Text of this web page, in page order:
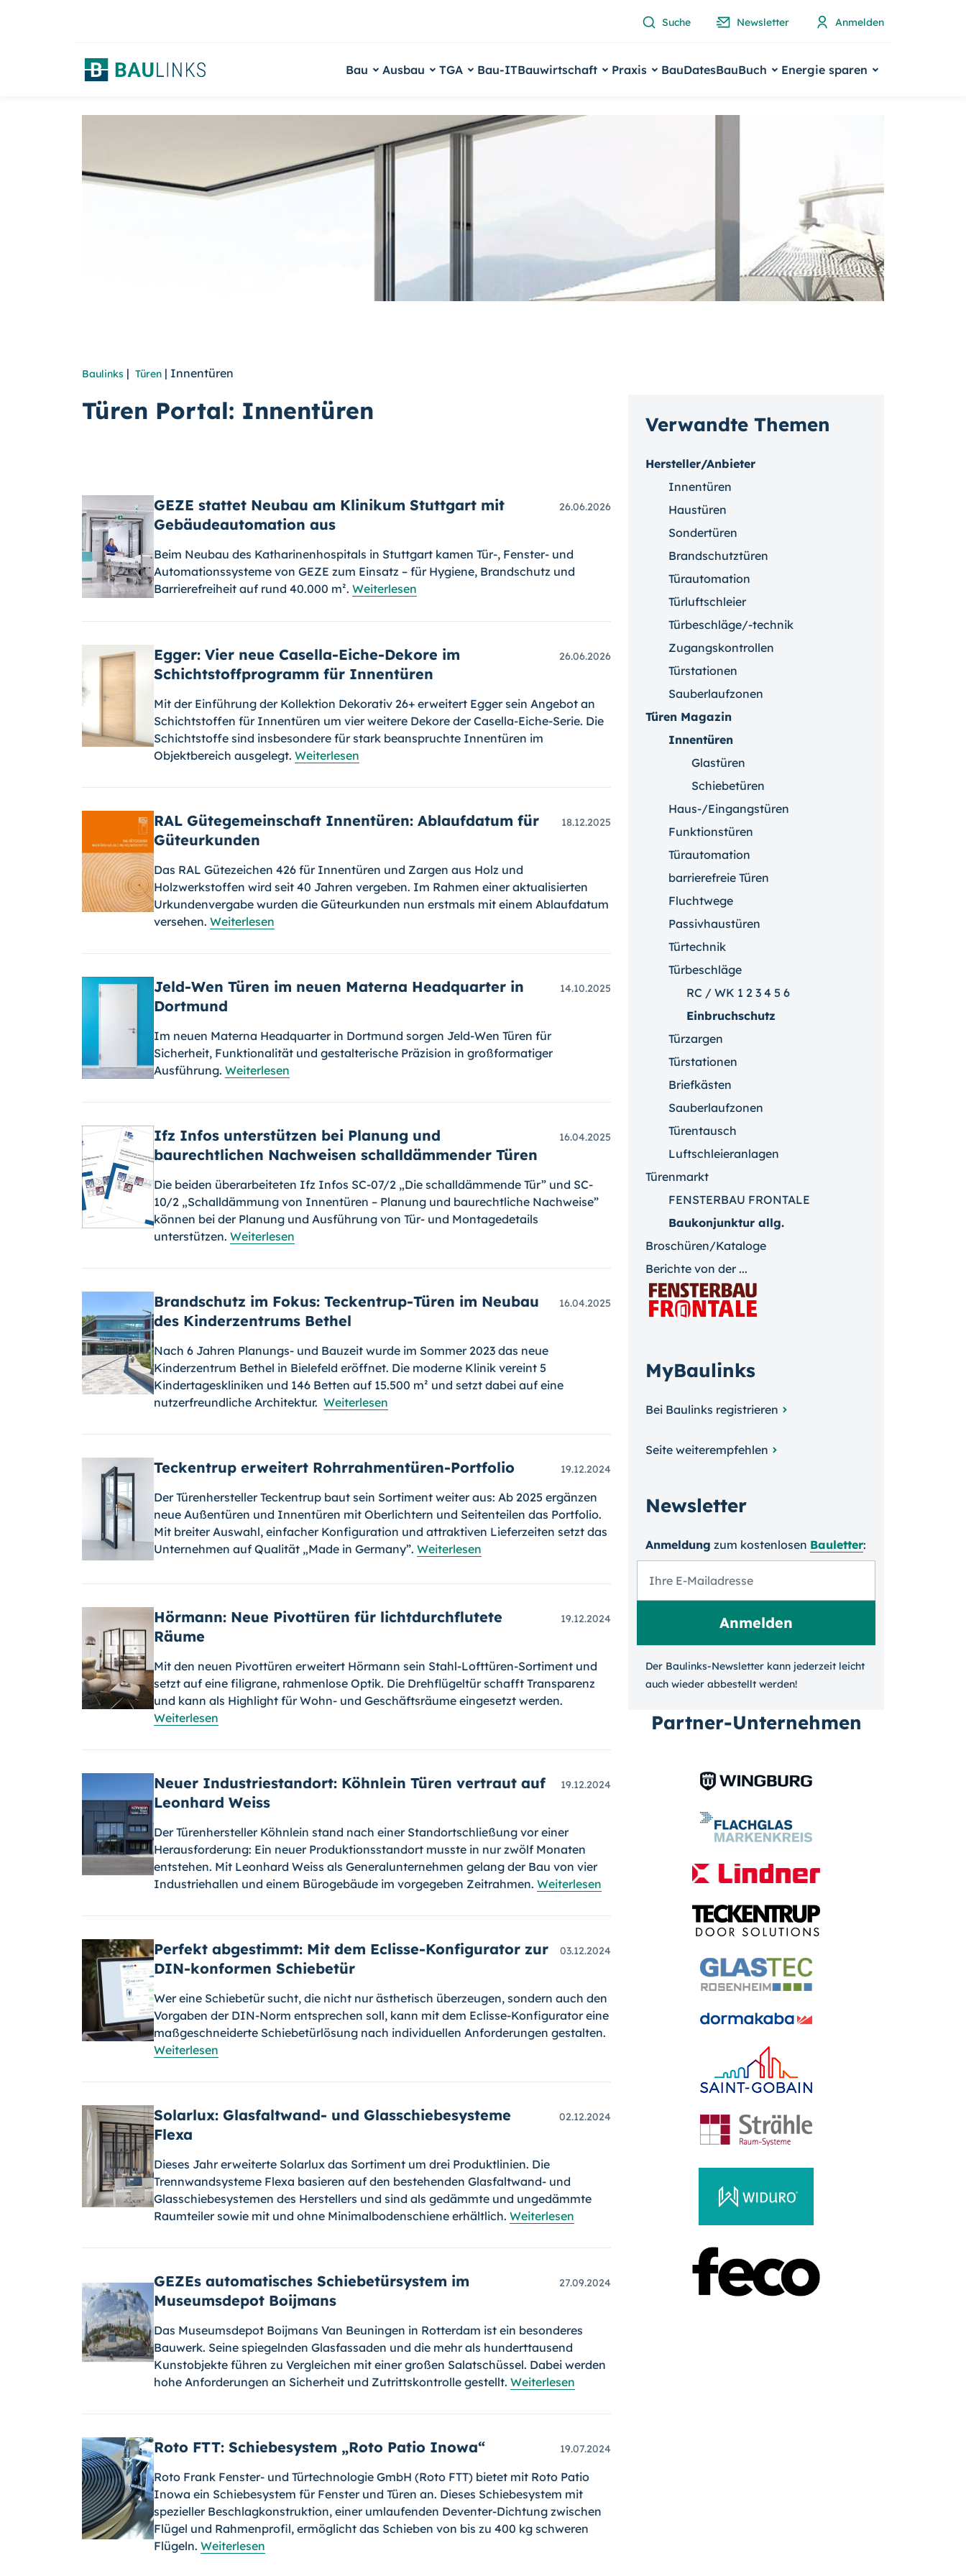
Suche Newsletter Anmelden
Bau Ausbau TGA Bau-ITBauwirtschaft Praxis BauDatesBauBuch Energie sparen
Baulinks | Türen | Innentüren
Türen Portal: Innentüren
GEZE stattet Neubau am Klinikum Stuttgart mit
Gebäudeautomation aus
26.06.2026
Beim Neubau des Katharinenhospitals in Stuttgart kamen Tür-, Fenster- und
Automationssysteme von GEZE zum Einsatz – für Hygiene, Brandschutz und
Barrierefreiheit auf rund 40.000 m². Weiterlesen
Egger: Vier neue Casella-Eiche-Dekore im
Schichtstoffprogramm für Innentüren
26.06.2026
Mit der Einführung der Kollektion Dekorativ 26+ erweitert Egger sein Angebot an
Schichtstoffen für Innentüren um vier weitere Dekore der Casella-Eiche-Serie. Die
Schichtstoffe sind insbesondere für stark beanspruchte Innentüren im
Objektbereich ausgelegt. Weiterlesen
RAL Gütegemeinschaft Innentüren: Ablaufdatum für
Güteurkunden
18.12.2025
Das RAL Gütezeichen 426 für Innentüren und Zargen aus Holz und
Holzwerkstoffen wird seit 40 Jahren vergeben. Im Rahmen einer aktualisierten
Urkundenvergabe wurden die Güteurkunden nun erstmals mit einem Ablaufdatum
versehen. Weiterlesen
Jeld-Wen Türen im neuen Materna Headquarter in
Dortmund
14.10.2025
Im neuen Materna Headquarter in Dortmund sorgen Jeld-Wen Türen für
Sicherheit, Funktionalität und gestalterische Präzision in großformatiger
Ausführung. Weiterlesen
Ifz Infos unterstützen bei Planung und
baurechtlichen Nachweisen schalldämmender Türen
16.04.2025
Die beiden überarbeiteten Ifz Infos SC-07/2 „Die schalldämmende Tür” und SC-
10/2 „Schalldämmung von Innentüren – Planung und baurechtliche Nachweise”
können bei der Planung und Ausführung von Tür- und Montagedetails
unterstützen. Weiterlesen
Brandschutz im Fokus: Teckentrup-Türen im Neubau
des Kinderzentrums Bethel
16.04.2025
Nach 6 Jahren Planungs- und Bauzeit wurde im Sommer 2023 das neue
Kinderzentrum Bethel in Bielefeld eröffnet. Die moderne Klinik vereint 5
Kindertageskliniken und 146 Betten auf 15.500 m² und setzt dabei auf eine
nutzerfreundliche Architektur. Weiterlesen
Teckentrup erweitert Rohrrahmentüren-Portfolio 19.12.2024
Der Türenhersteller Teckentrup baut sein Sortiment weiter aus: Ab 2025 ergänzen
neue Außentüren und Innentüren mit Oberlichtern und Seitenteilen das Portfolio.
Mit breiter Auswahl, einfacher Konfiguration und attraktiven Lieferzeiten setzt das
Unternehmen auf Qualität „Made in Germany”. Weiterlesen
Hörmann: Neue Pivottüren für lichtdurchflutete
Räume
19.12.2024
Mit den neuen Pivottüren erweitert Hörmann sein Stahl-Lofttüren-Sortiment und
setzt auf eine filigrane, rahmenlose Optik. Die Drehflügeltür schafft Transparenz
und kann als Highlight für Wohn- und Geschäftsräume eingesetzt werden.
Weiterlesen
Neuer Industriestandort: Köhnlein Türen vertraut auf
Leonhard Weiss
19.12.2024
Der Türenhersteller Köhnlein stand nach einer Standortschließung vor einer
Herausforderung: Ein neuer Produktionsstandort musste in nur zwölf Monaten
entstehen. Mit Leonhard Weiss als Generalunternehmen gelang der Bau von vier
Industriehallen und einem Bürogebäude im vorgegeben Zeitrahmen. Weiterlesen
Perfekt abgestimmt: Mit dem Eclisse-Konfigurator zur
DIN-konformen Schiebetür
03.12.2024
Wer eine Schiebetür sucht, die nicht nur ästhetisch überzeugen, sondern auch den
Vorgaben der DIN-Norm entsprechen soll, kann mit dem Eclisse-Konfigurator eine
maßgeschneiderte Schiebetürlösung nach individuellen Anforderungen gestalten.
Weiterlesen
Solarlux: Glasfaltwand- und Glasschiebesysteme
Flexa
02.12.2024
Dieses Jahr erweiterte Solarlux das Sortiment um drei Produktlinien. Die
Trennwandsysteme Flexa basieren auf den bestehenden Glasfaltwand- und
Glasschiebesystemen des Herstellers und sind als gedämmte und ungedämmte
Raumteiler sowie mit und ohne Minimalbodenschiene erhältlich. Weiterlesen
GEZEs automatisches Schiebetürsystem im
Museumsdepot Boijmans
27.09.2024
Das Museumsdepot Boijmans Van Beuningen in Rotterdam ist ein besonderes
Bauwerk. Seine spiegelnden Glasfassaden und die mehr als hunderttausend
Kunstobjekte führen zu Vergleichen mit einer großen Salatschüssel. Dabei werden
hohe Anforderungen an Sicherheit und Zutrittskontrolle gestellt. Weiterlesen
Roto FTT: Schiebesystem „Roto Patio Inowa“ 19.07.2024
Roto Frank Fenster- und Türtechnologie GmbH (Roto FTT) bietet mit Roto Patio
Inowa ein Schiebesystem für Fenster und Türen an. Dieses Schiebesystem mit
spezieller Beschlagkonstruktion, einer umlaufenden Deventer-Dichtung zwischen
Flügel und Rahmenprofil, ermöglicht das Schieben von bis zu 400 kg schweren
Flügeln. Weiterlesen
Verwandte Themen
Hersteller/Anbieter
Innentüren
Haustüren
Sondertüren
Brandschutztüren
Türautomation
Türluftschleier
Türbeschläge/-technik
Zugangskontrollen
Türstationen
Sauberlaufzonen
Türen Magazin
Innentüren
Glastüren
Schiebetüren
Haus-/Eingangstüren
Funktionstüren
Türautomation
barrierefreie Türen
Fluchtwege
Passivhaustüren
Türtechnik
Türbeschläge
RC / WK 1 2 3 4 5 6
Einbruchschutz
Türzargen
Türstationen
Briefkästen
Sauberlaufzonen
Türentausch
Luftschleieranlagen
Türenmarkt
FENSTERBAU FRONTALE
Baukonjunktur allg.
Broschüren/Kataloge
Berichte von der ...
MyBaulinks
Bei Baulinks registrieren
Seite weiterempfehlen
Newsletter
Anmeldung zum kosten­losen Bauletter:
Der Baulinks-Newsletter kann jeder­zeit leicht
auch wieder ab­bestellt werden!
Partner-Unternehmen